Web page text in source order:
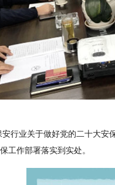
安行业关于做好党的二十大安
工作部署落实到实处。